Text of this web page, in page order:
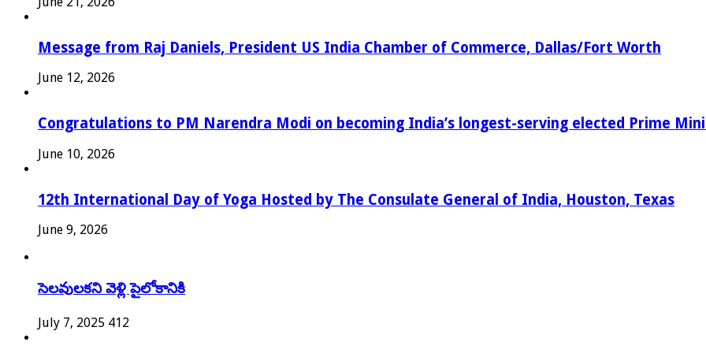
Message from Raj Daniels, President US India Chamber of Commerce, Dallas/Fort Worth
June 12, 2026
Congratulations to PM Narendra Modi on becoming India’s longest-serving elected Prime
June 10, 2026
12th International Day of Yoga Hosted by The Consulate General of India, Houston, Texas
June 9, 2026
సెలవులకని వెళ్లి పైలోకానికి
July 7, 2025 412